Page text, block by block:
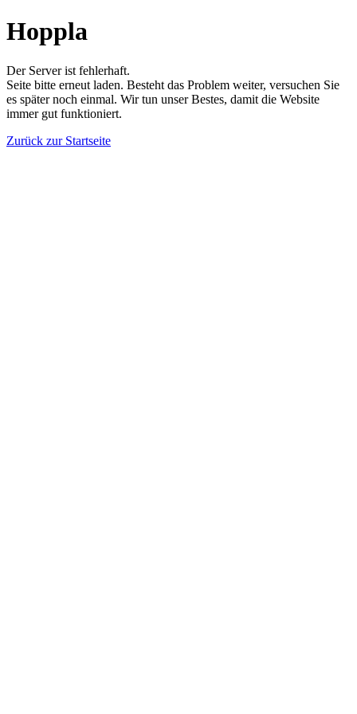
Hoppla
Der Server ist fehlerhaft.
Seite bitte erneut laden. Besteht das Problem weiter, versuchen Sie
es später noch einmal. Wir tun unser Bestes, damit die Website
immer gut funktioniert.
Zurück zur Startseite